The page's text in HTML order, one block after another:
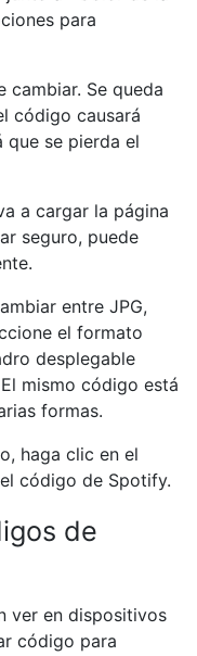
para
cambiar. Se queda
código causará
que se pierda el
a cargar la página
seguro, puede
entre JPG,
el formato
desplegable
mismo código está
formas.
haga clic en el
código de Spotify.
de
ver en dispositivos
código para